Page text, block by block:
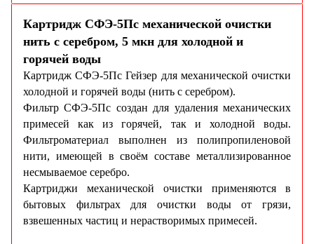
Картридж СФЭ-5Пс механической очистки
нить с серебром, 5 мкн для холодной и
горячей воды
Картридж СФЭ-5Пс Гейзер для механической очистки
холодной и горячей воды (нить с серебром).
Фильтр СФЭ-5Пс создан для удаления механических
примесей как из горячей, так и холодной воды.
Фильтроматериал выполнен из полипропиленовой
нити, имеющей в своём составе металлизированное
несмываемое серебро.
Картриджи механической очистки применяются в
бытовых фильтрах для очистки воды от грязи,
взвешенных частиц и нерастворимых примесей.